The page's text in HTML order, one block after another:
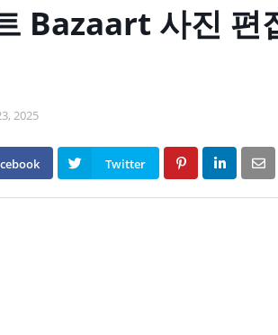
Bazaart 사진 편
2025
Twitter